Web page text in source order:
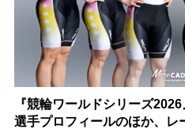
『競輪ワールドシリーズ
選手プロフィールのほか、レ